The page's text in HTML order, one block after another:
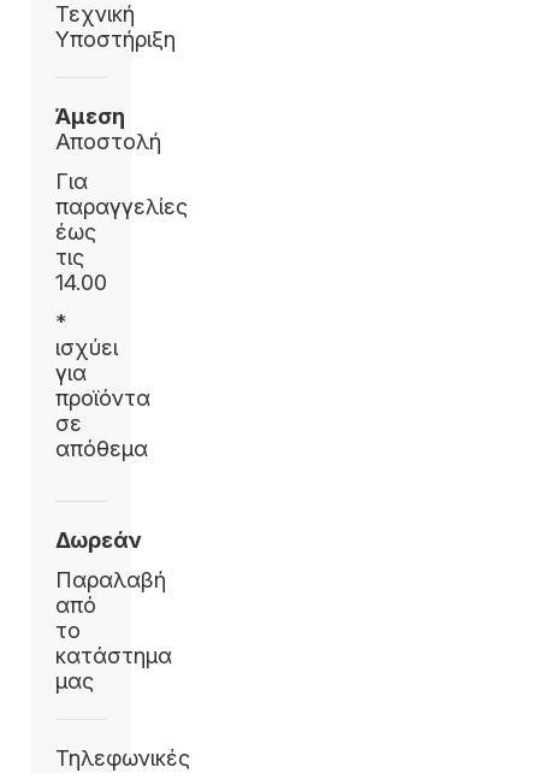
Τεχνική
Υποστήριξη
Άμεση
Αποστολή
Για
παραγγελίες
έως
τις
14.00
*
ισχύει
για
προϊόντα
σε
απόθεμα
Δωρεάν
Παραλαβή
από
το
κατάστημα
μας
Τηλεφωνικές